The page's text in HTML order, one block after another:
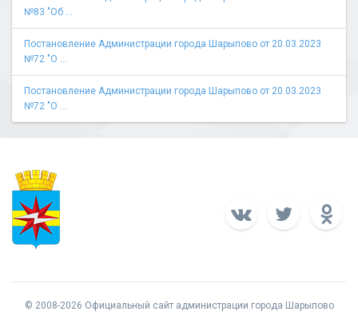
№83 "Об ...
Постановление Администрации города Шарыпово от 20.03.2023
№72 "О ...
Постановление Администрации города Шарыпово от 20.03.2023
№72 "О ...
© 2008-2026 Официальный сайт администрации города Шарыпово